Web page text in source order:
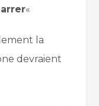
«
la
devraient